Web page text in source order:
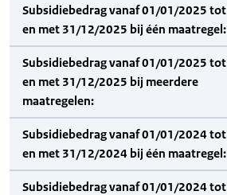
Subsidiebedrag vanaf 01/01/2025 tot
en met 31/12/2025 bij één maatregel:
Subsidiebedrag vanaf 01/01/2025 tot
en met 31/12/2025 bij meerdere
maatregelen:
Subsidiebedrag vanaf 01/01/2024 tot
en met 31/12/2024 bij één maatregel:
Subsidiebedrag vanaf 01/01/2024 tot